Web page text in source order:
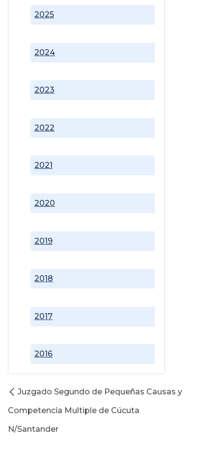
2016
2017
2018
2019
2020
2021
2022
2023
2024
2025
Juzgado Segundo de Pequeñas Causas y
Competencia Multiple de Cúcuta
N/Santander